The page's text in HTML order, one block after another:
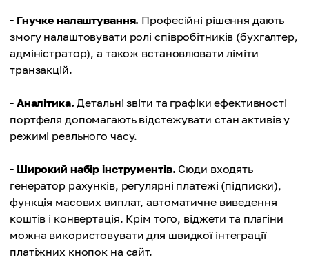
- Гнучке налаштування. Професійні рішення дають
змогу налаштовувати ролі співробітників (бухгалтер,
адміністратор), а також встановлювати ліміти
транзакцій.
- Аналітика. Детальні звіти та графіки ефективності
портфеля допомагають відстежувати стан активів у
режимі реального часу.
- Широкий набір інструментів. Сюди входять
генератор рахунків, регулярні платежі (підписки),
функція масових виплат, автоматичне виведення
коштів і конвертація. Крім того, віджети та плагіни
можна використовувати для швидкої інтеграції
платіжних кнопок на сайт.